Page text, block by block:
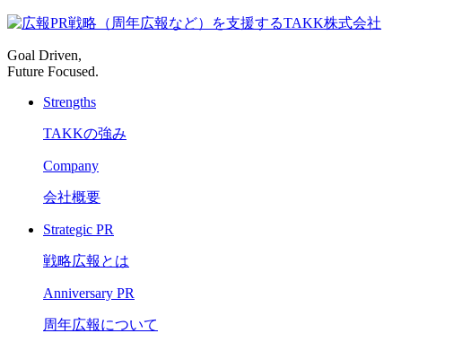
Goal Driven,
Future Focused.
Strengths
TAKKの強み
Company
会社概要
Strategic PR
戦略広報とは
Anniversary PR
周年広報について